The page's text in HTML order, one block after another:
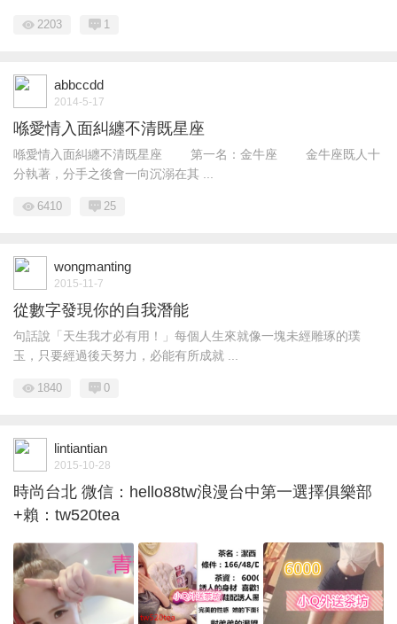
2203 1
abbccdd
2014-5-17
喺愛情入面糾纏不清既星座
喺愛情入面糾纏不清既星座 第一名：金牛座 金牛座既人十
分執著，分手之後會一向沉溺在其 ...
6410 25
wongmanting
2015-11-7
從數字發現你的自我潛能
句話說「天生我才必有用！」每個人生來就像一塊未經雕琢的璞
玉，只要經過後天努力，必能有所成就 ...
1840 0
lintiantian
2015-10-28
時尚台北 微信：hello88tw浪漫台中第一選擇俱樂部
+賴：tw520tea